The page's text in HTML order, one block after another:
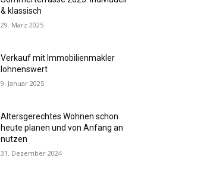
& klassisch
29. März 2025
Verkauf mit Immobilienmakler
lohnenswert
9. Januar 2025
Altersgerechtes Wohnen schon
heute planen und von Anfang an
nutzen
31. Dezember 2024